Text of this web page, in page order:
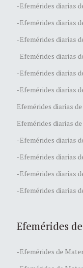
-Efemérides diarias
-Efemérides diarias
-Efemérides diarias
-Efemérides diarias
-Efemérides diarias
-Efemérides diarias
Efemérides diarias
Efemérides diarias
-Efemérides diarias
-Efemérides diarias
-Efemérides diarias
-Efemérides diarias
Efemérides
-Efemérides de